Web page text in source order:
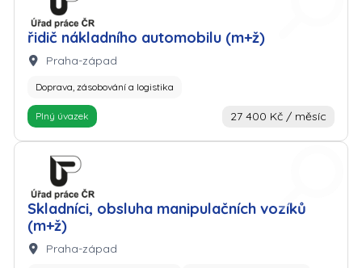
řidič nákladního automobilu (m+ž)
Lokalita:
Praha-západ
Doprava, zásobování a logistika
Plný úvazek 27 400 Kč / měsíc
Skladníci, obsluha manipulačních vozíků
(m+ž)
Zaměstnavatel: Úřad práce
Lokalita:
Praha-západ